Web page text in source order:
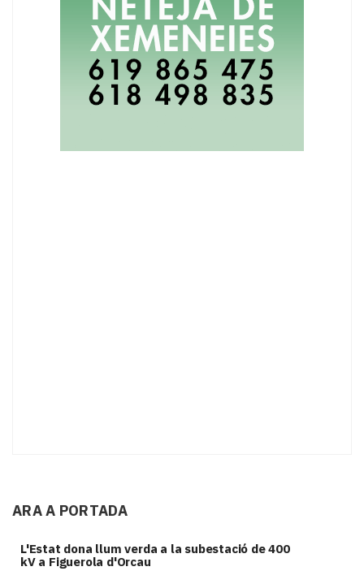
ARA A PORTADA
L'Estat dona llum verda a la subestació de 400
kV a Figuerola d'Orcau